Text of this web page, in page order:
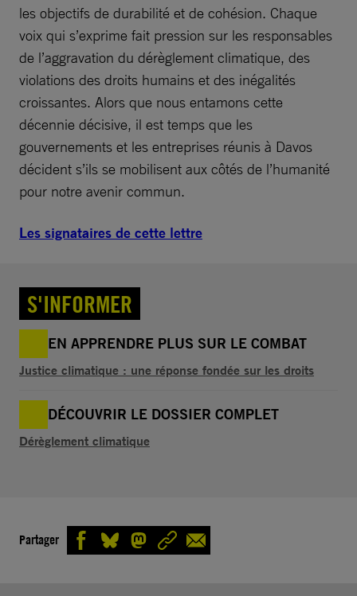
les objectifs de durabilité et de cohésion. Chaque
voix qui s’exprime fait pression sur les responsables
de l’aggravation du dérèglement climatique, des
violations des droits humains et des inégalités
croissantes. Alors que nous entamons cette
décennie décisive, il est temps que les
gouvernements et les entreprises réunis à Davos
décident s’ils se mobilisent aux côtés de l’humanité
pour notre avenir commun.
Les signataires de cette lettre
S'INFORMER
EN APPRENDRE PLUS SUR LE COMBAT
Justice climatique : une réponse fondée sur les droits
DÉCOUVRIR LE DOSSIER COMPLET
Dérèglement climatique
Partager